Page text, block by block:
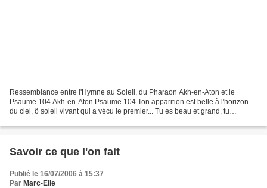
Ressemblance entre l'Hymne au Soleil, du Pharaon Akh-en-Aton et le
Psaume 104 Akh-en-Aton Psaume 104 Ton apparition est belle à l'horizon
du ciel, ô soleil vivant qui a vécu le premier... Tu es beau et grand, tu
Savoir ce que l'on fait
Publié le 16/07/2006 à 15:37
Par Marc-Elie